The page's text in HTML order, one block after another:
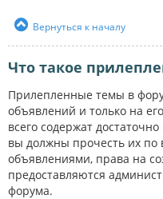
Вернуться к началу
Что такое
Прилепленные темы в
объявлений и только на
всего содержат
вы должны прочесть их по
объявлениями, права на
предоставляются
форума.